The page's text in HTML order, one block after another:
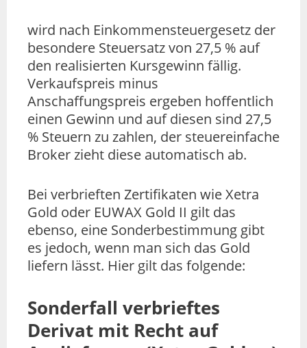
wird nach Einkommensteuergesetz der
besondere Steuersatz von 27,5 % auf
den realisierten Kursgewinn fällig.
Verkaufspreis minus
Anschaffungspreis ergeben hoffentlich
einen Gewinn und auf diesen sind 27,5
% Steuern zu zahlen, der steuereinfache
Broker zieht diese automatisch ab.
Bei verbrieften Zertifikaten wie Xetra
Gold oder EUWAX Gold II gilt das
ebenso, eine Sonderbestimmung gibt
es jedoch, wenn man sich das Gold
liefern lässt. Hier gilt das folgende:
Sonderfall verbrieftes
Derivat mit Recht auf